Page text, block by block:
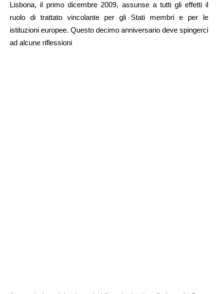
Lisbona, il primo dicembre 2009, assunse a tutti gli effetti il
ruolo di trattato vincolante per gli Stati membri e per le
istituzioni europee. Questo decimo anniversario deve spingerci
ad alcune riflessioni